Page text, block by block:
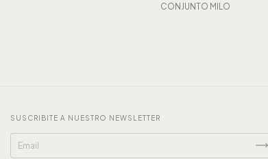
CONJUNTO MILO
SUSCRIBITE A NUESTRO NEWSLETTER